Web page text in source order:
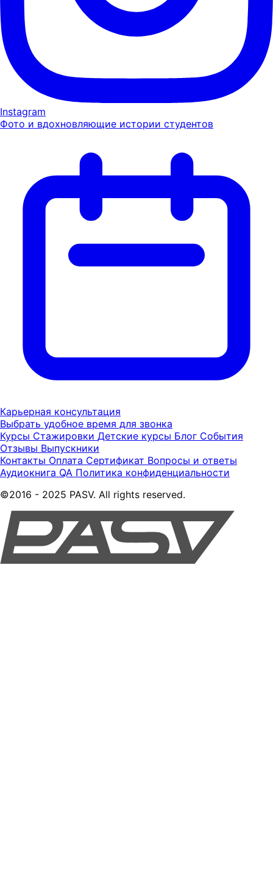
Instagram
Фото и вдохновляющие истории студентов
Карьерная консультация
Выбрать удобное время для звонка
Курсы Стажировки Детские курсы Блог События
Отзывы Выпускники
Контакты Оплата Сертификат Вопросы и ответы
Аудиокнига QA Политика конфиденциальности
©2016 - 2025 PASV. All rights reserved.